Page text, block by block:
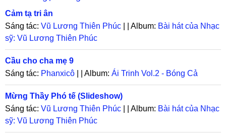
Cảm tạ tri ân
Sáng tác: Vũ Lương Thiên Phúc | | Album: Bài hát của Nhạc
sỹ: Vũ Lương Thiên Phúc
Cầu cho cha mẹ 9
Sáng tác: Phanxicô | | Album: Ái Trinh Vol.2 - Bóng Cả
Mừng Thầy Phó tế (Slideshow)
Sáng tác: Vũ Lương Thiên Phúc | | Album: Bài hát của Nhạc
sỹ: Vũ Lương Thiên Phúc